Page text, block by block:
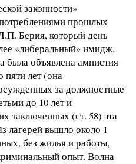
законности»
прошлых
Берия, который день
«либеральный» имидж.
была объявлена амнистия
лет (она
за должностные
до 10 лет и
заключенных (ст. 58) эта
лагерей вышло около 1
без жилья и работы,
опыт. Волна